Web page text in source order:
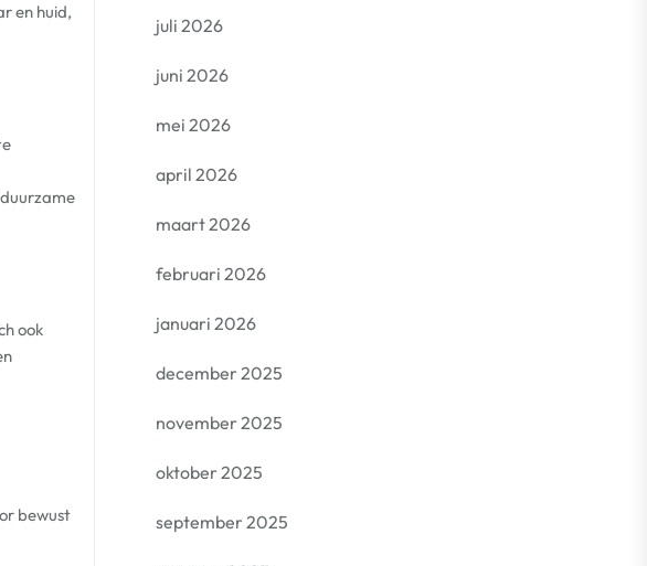
en huid,
ook
bewust
juli 2026
juni 2026
mei 2026
april 2026
maart 2026
februari 2026
januari 2026
december 2025
november 2025
oktober 2025
september 2025